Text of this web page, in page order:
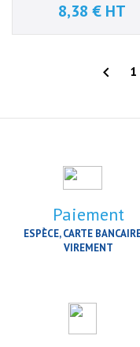
Prix
8,38 € HT
 1
Paiement
ESPÈCE, CARTE
VIREMENT